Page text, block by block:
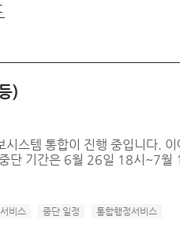
)
스템 통합이 진행 중입니다. 이
단 기간은 6월 26일 18시~7월
비스 중단 일정 통합행정서비스